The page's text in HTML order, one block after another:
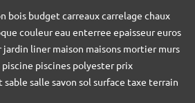
bois budget carreauxcarrelage chaux
couleureau enterree epaisseureuros
jardin liner maison maisons mortier murs
piscine piscines polyester prix
sable salle savon sol surface taxe terrain